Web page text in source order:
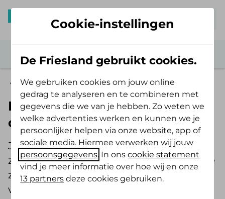
Persoonsgebonden budget (pgb)
Neemt De Friesland mijn pgb
over?
Je stapt naar ons over van je huidige
zorgverzekeraar en je hebt een pgb via je
zorgverzekeraar? Dan zijn er
verschillende mogelijkheden.
Cookie-instellingen
De Friesland gebruikt cookies.
We gebruiken cookies om jouw online
gedrag te analyseren en te combineren met
gegevens die we van je hebben. Zo weten we
welke advertenties werken en kunnen we je
persoonlijker helpen via onze website, app of
sociale media. Hiermee verwerken wij jouw
persoonsgegevens. In onscookie statement
vind je meer informatie over hoe wij en onze
13 partners deze cookies gebruiken.